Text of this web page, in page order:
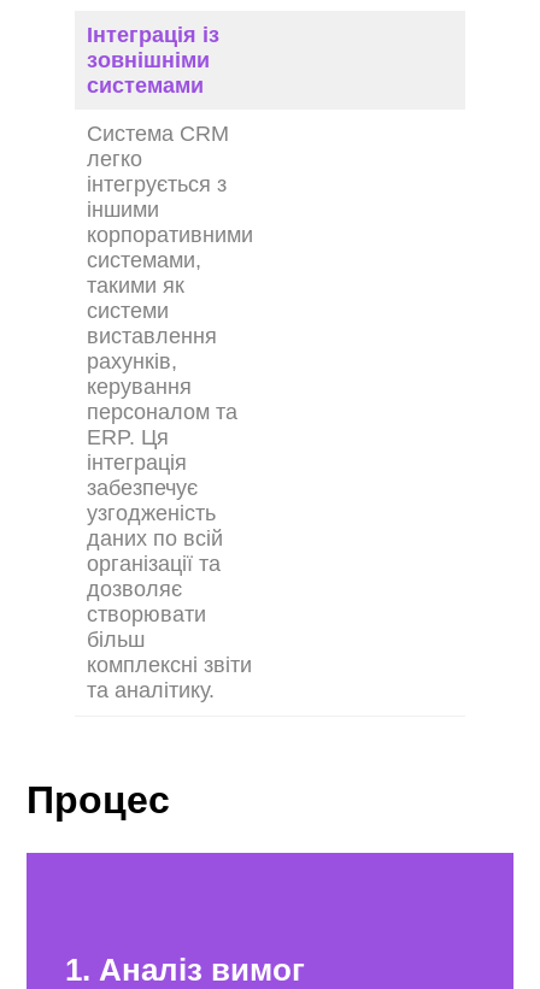
Інтеграція із
зовнішніми
системами
Система CRM
легко
інтегрується з
іншими
корпоративними
системами,
такими як
системи
виставлення
рахунків,
керування
персоналом та
ERP. Ця
інтеграція
забезпечує
узгодженість
даних по всій
організації та
дозволяє
створювати
більш
комплексні звіти
та аналітику.
Процес
1. Аналіз вимог